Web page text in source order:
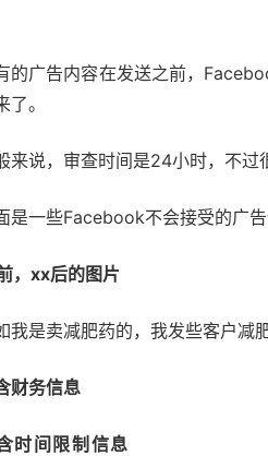
的广告内容在发送之前，
了。
来说，审查时间是24小时，不
是一些Facebook不会接受的广告
，xx后的图片
我是卖减肥药的，我发些客户减
财务信息
时间限制信息